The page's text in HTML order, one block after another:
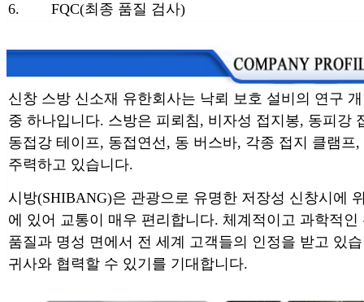
6.
FQC(최종 품질 검사)
신창 스방 신소재 유한회사는 낙뢰 보호 설비의 연구
중 하나입니다. 스방은 피뢰침, 비자성 접지봉, 동피강
동접강 테이프, 동접연선, 동 버스바, 각종 접지 클램
주력하고 있습니다.
시방(SHIBANG)은 관광으로 유명한 저장성 신창시에
에 있어 교통이 매우 편리합니다. 체계적이고 과학적
품질과 명성 면에서 전 세계 고객들의 인정을 받고 있
귀사와 협력할 수 있기를 기대합니다.